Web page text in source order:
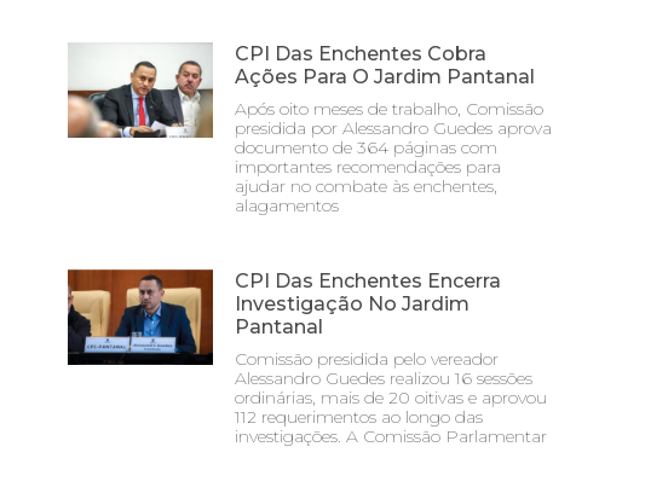
CPI Das Enchentes Cobra
Ações Para O Jardim Pantanal
Após oito meses de trabalho, Comissão
presidida por Alessandro Guedes aprova
documento de 364 páginas com
importantes recomendações para
ajudar no combate às enchentes,
alagamentos
CPI Das Enchentes Encerra
Investigação No Jardim
Pantanal
Comissão presidida pelo vereador
Alessandro Guedes realizou 16 sessões
ordinárias, mais de 20 oitivas e aprovou
112 requerimentos ao longo das
investigações. A Comissão Parlamentar